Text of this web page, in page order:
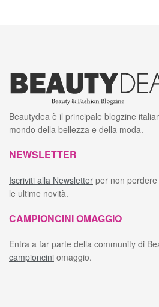
Beautydea è il principale blogzine
mondo della bellezza e della moda.
NEWSLETTER
Iscriviti alla Newsletter per non
le ultime novità.
CAMPIONCINI OMAGGIO
Entra a far parte della community di
campioncini omaggio.